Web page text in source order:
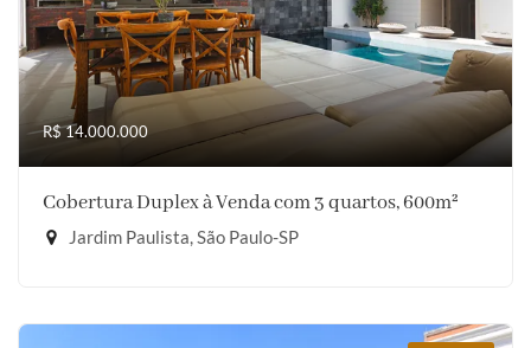
R$ 14.000.000
Cobertura Duplex à Venda com 3 quartos, 600m²
Jardim Paulista, São Paulo-SP